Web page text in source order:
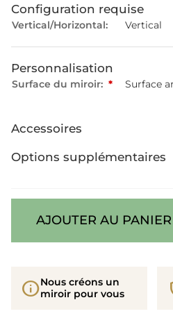
Configuration requise
Vertical/Horizontal: Vertical
Personnalisation
Surface du miroir: * Surface
Accessoires
Options supplémentaires
AJOUTER AU PANIER
infoNous créons un
miroir pour vous